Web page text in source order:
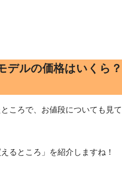
デルの価格はいくら？
ころで、お値段についても見て
るところ」を紹介しますね！